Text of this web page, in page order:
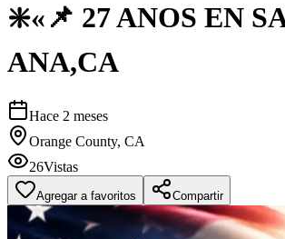
❇️«📌 27 ANOS EN
ANA,CA
Hace 2 meses
Orange County, CA
26Vistas
Agregar a favoritos Compartir